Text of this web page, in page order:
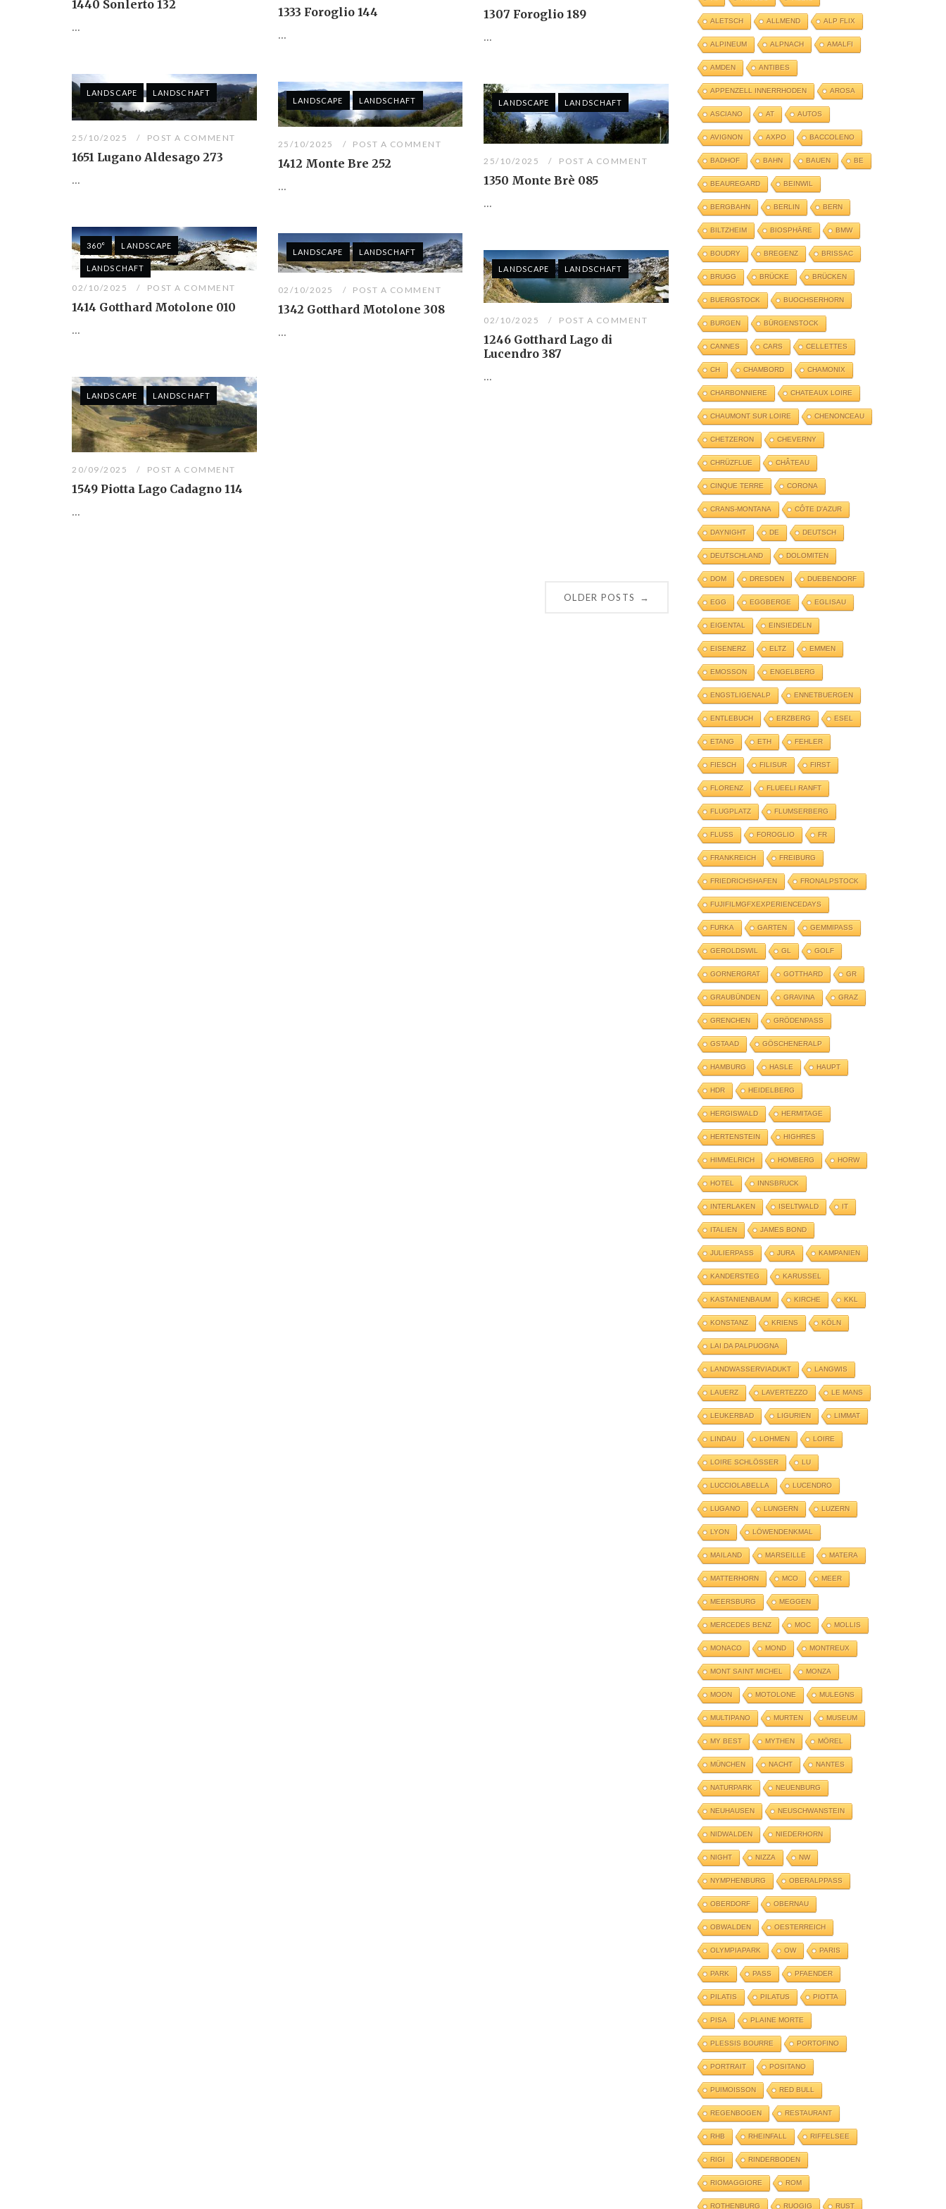
1440 Sonlerto 132
...
1333 Foroglio 144
...
1307 Foroglio 189
...
LANDSCAPE LANDSCHAFT
25/10/2025 POST A COMMENT
1651 Lugano Aldesago 273
...
LANDSCAPE LANDSCHAFT
25/10/2025 POST A COMMENT
1412 Monte Bre 252
...
LANDSCAPE LANDSCHAFT
25/10/2025 POST A COMMENT
1350 Monte Brè 085
...
360° LANDSCAPE
LANDSCHAFT
02/10/2025 POST A COMMENT
1414 Gotthard Motolone 010
...
LANDSCAPE LANDSCHAFT
02/10/2025 POST A COMMENT
1342 Gotthard Motolone 308
...
LANDSCAPE LANDSCHAFT
02/10/2025 POST A COMMENT
1246 Gotthard Lago di
Lucendro 387
...
LANDSCAPE LANDSCHAFT
20/09/2025 POST A COMMENT
1549 Piotta Lago Cadagno 114
...
OLDER POSTS →
ALETSCH ALLMEND ALP FLIX
ALPINEUM ALPNACH AMALFI
AMDEN ANTIBES
APPENZELL INNERRHODEN AROSA
ASCIANO AT AUTOS
AVIGNON AXPO BACCOLENO
BADHOF BAHN BAUEN BE
BEAUREGARD BEINWIL
BERGBAHN BERLIN BERN
BILTZHEIM BIOSPHÄRE BMW
BOUDRY BREGENZ BRISSAC
BRUGG BRÜCKE BRÜCKEN
BUERGSTOCK BUOCHSERHORN
BURGEN BÜRGENSTOCK
CANNES CARS CELLETTES
CH CHAMBORD CHAMONIX
CHARBONNIERE CHATEAUX LOIRE
CHAUMONT SUR LOIRE CHENONCEAU
CHETZERON CHEVERNY
CHRÜZFLUE CHÂTEAU
CINQUE TERRE CORONA
CRANS-MONTANA CÔTE D'AZUR
DAYNIGHT DE DEUTSCH
DEUTSCHLAND DOLOMITEN
DOM DRESDEN DUEBENDORF
EGG EGGBERGE EGLISAU
EIGENTAL EINSIEDELN
EISENERZ ELTZ EMMEN
EMOSSON ENGELBERG
ENGSTLIGENALP ENNETBUERGEN
ENTLEBUCH ERZBERG ESEL
ETANG ETH FEHLER
FIESCH FILISUR FIRST
FLORENZ FLUEELI RANFT
FLUGPLATZ FLUMSERBERG
FLUSS FOROGLIO FR
FRANKREICH FREIBURG
FRIEDRICHSHAFEN FRONALPSTOCK
FUJIFILMGFXEXPERIENCEDAYS
FURKA GARTEN GEMMIPASS
GEROLDSWIL GL GOLF
GORNERGRAT GOTTHARD GR
GRAUBÜNDEN GRAVINA GRAZ
GRENCHEN GRÖDENPASS
GSTAAD GÖSCHENERALP
HAMBURG HASLE HAUPT
HDR HEIDELBERG
HERGISWALD HERMITAGE
HERTENSTEIN HIGHRES
HIMMELRICH HOMBERG HORW
HOTEL INNSBRUCK
INTERLAKEN ISELTWALD IT
ITALIEN JAMES BOND
JULIERPASS JURA KAMPANIEN
KANDERSTEG KARUSSEL
KASTANIENBAUM KIRCHE KKL
KONSTANZ KRIENS KÖLN
LAI DA PALPUOGNA
LANDWASSERVIADUKT LANGWIS
LAUERZ LAVERTEZZO LE MANS
LEUKERBAD LIGURIEN LIMMAT
LINDAU LOHMEN LOIRE
LOIRE SCHLÖSSER LU
LUCCIOLABELLA LUCENDRO
LUGANO LUNGERN LUZERN
LYON LÖWENDENKMAL
MAILAND MARSEILLE MATERA
MATTERHORN MCO MEER
MEERSBURG MEGGEN
MERCEDES BENZ MOC MOLLIS
MONACO MOND MONTREUX
MONT SAINT MICHEL MONZA
MOON MOTOLONE MULEGNS
MULTIPANO MURTEN MUSEUM
MY BEST MYTHEN MÖREL
MÜNCHEN NACHT NANTES
NATURPARK NEUENBURG
NEUHAUSEN NEUSCHWANSTEIN
NIDWALDEN NIEDERHORN
NIGHT NIZZA NW
NYMPHENBURG OBERALPPASS
OBERDORF OBERNAU
OBWALDEN OESTERREICH
OLYMPIAPARK OW PARIS
PARK PASS PFAENDER
PILATIS PILATUS PIOTTA
PISA PLAINE MORTE
PLESSIS BOURRE PORTOFINO
PORTRAIT POSITANO
PUIMOISSON RED BULL
REGENBOGEN RESTAURANT
RHB RHEINFALL RIFFELSEE
RIGI RINDERBODEN
RIOMAGGIORE ROM
ROTHENBURG RUOGIG RUST